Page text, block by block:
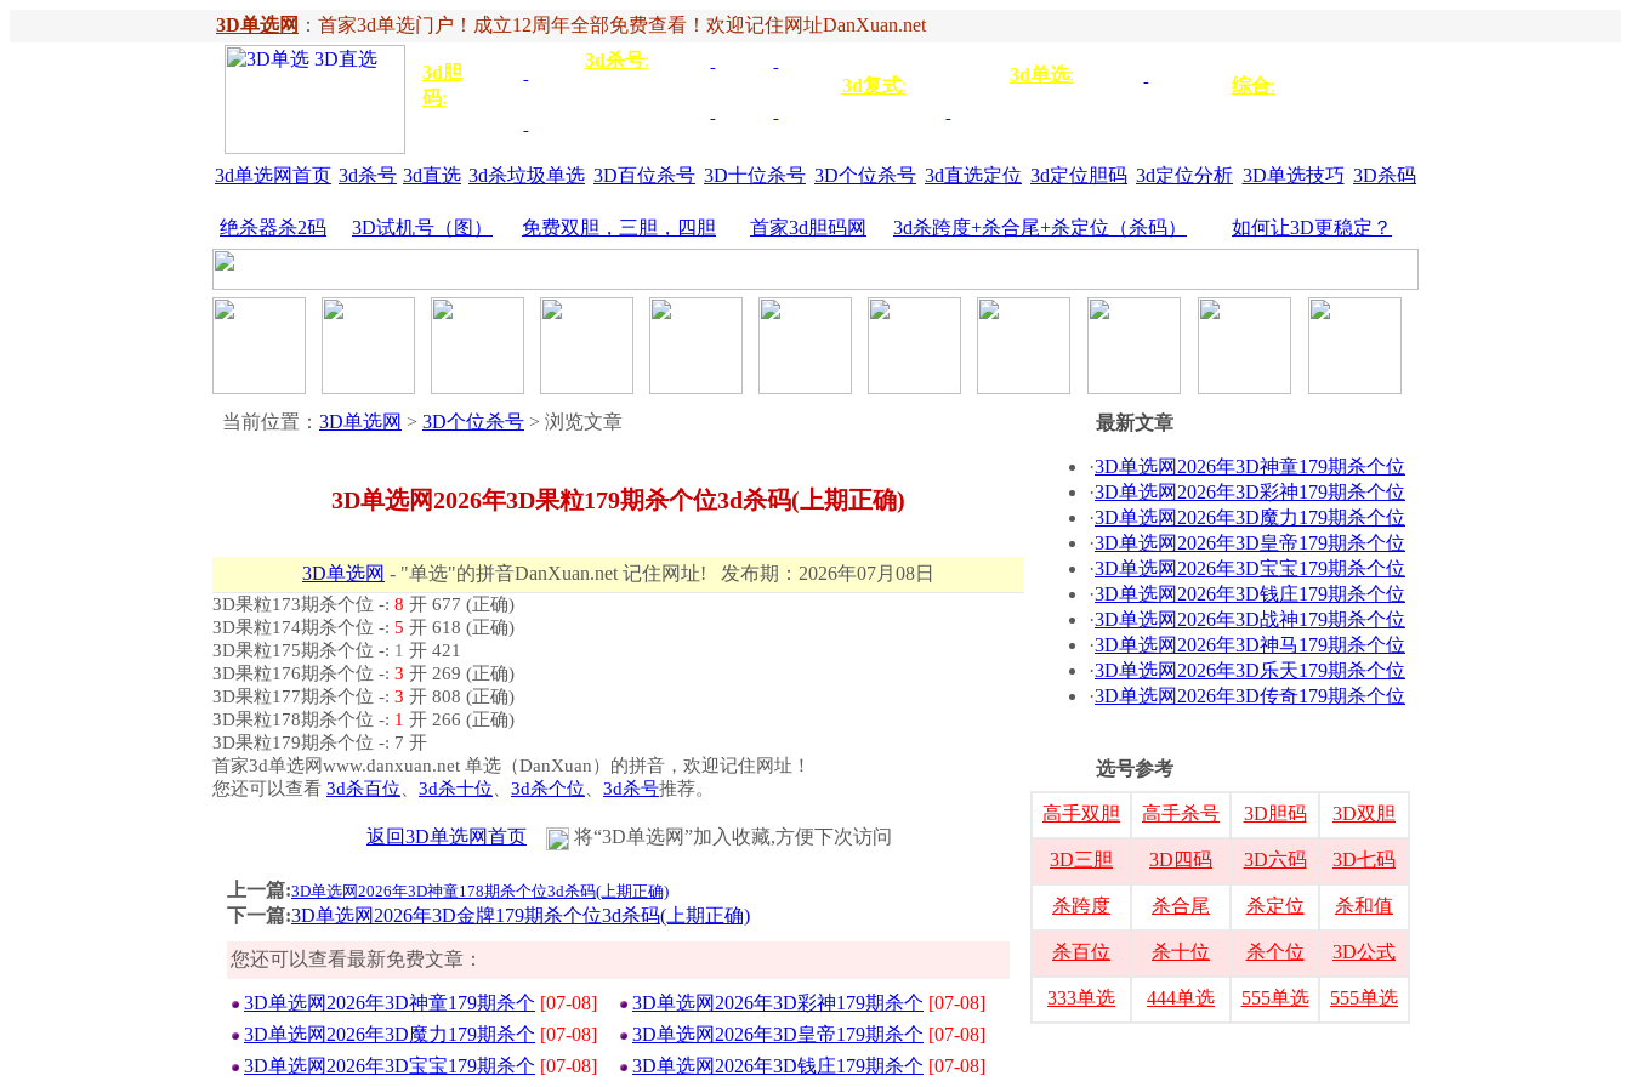
3D单选网 ： 首家3d单选门户！成立12周年全部免费查看！欢迎记住网址DanXuan.net
3d胆
码:
3d杀号:
3d复式:
3d单选:
综合:
3d单选网首页 3d杀号 3d直选 3d杀垃圾单选 3D百位杀号 3D十位杀号 3D个位杀号 3d直选定位 3d定位胆码 3d定位分析 3D单选技巧 3D杀码
绝杀器杀2码 3D试机号（图） 免费双胆，三胆，四胆 首家3d胆码网 3d杀跨度+杀合尾+杀定位（杀码） 如何让3D更稳定？
当前位置： 3D单选网 > 3D个位杀号 > 浏览文章
3D单选网2026年3D果粒179期杀个位3d杀码(上期正确)
3D单选网 - "单选"的拼音DanXuan.net 记住网址! 发布期：2026年07月08日
3D果粒173期杀个位 -: 8 开 677 (正确)
3D果粒174期杀个位 -: 5 开 618 (正确)
3D果粒175期杀个位 -: 1 开 421
3D果粒176期杀个位 -: 3 开 269 (正确)
3D果粒177期杀个位 -: 3 开 808 (正确)
3D果粒178期杀个位 -: 1 开 266 (正确)
3D果粒179期杀个位 -: 7 开
首家3d单选网www.danxuan.net 单选（DanXuan）的拼音，欢迎记住网址！
您还可以查看 3d杀百位 3d杀十位 3d杀个位 3d杀号推荐。
返回3D单选网首页 将“3D单选网”加入收藏,方便下次访问
上一篇:3D单选网2026年3D神童178期杀个位3d杀码(上期正确)
下一篇:3D单选网2026年3D金牌179期杀个位3d杀码(上期正确)
您还可以查看最新免费文章：
3D单选网2026年3D神童179期杀个 [07-08] 3D单选网2026年3D彩神179期杀个 [07-08]
3D单选网2026年3D魔力179期杀个 [07-08] 3D单选网2026年3D皇帝179期杀个 [07-08]
3D单选网2026年3D宝宝179期杀个 [07-08] 3D单选网2026年3D钱庄179期杀个 [07-08]
最新文章
·3D单选网2026年3D神童179期杀个位
·3D单选网2026年3D彩神179期杀个位
·3D单选网2026年3D魔力179期杀个位
·3D单选网2026年3D皇帝179期杀个位
·3D单选网2026年3D宝宝179期杀个位
·3D单选网2026年3D钱庄179期杀个位
·3D单选网2026年3D战神179期杀个位
·3D单选网2026年3D神马179期杀个位
·3D单选网2026年3D乐天179期杀个位
·3D单选网2026年3D传奇179期杀个位
选号参考
高手双胆 高手杀号 3D胆码 3D双胆
3D三胆 3D四码 3D六码 3D七码
杀跨度 杀合尾 杀定位 杀和值
杀百位 杀十位 杀个位 3D公式
333单选 444单选 555单选 555单选